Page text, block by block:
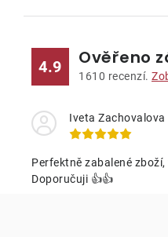
4.9 Ověřeno
1610 recenzí.
Iveta Zachovalova
Perfektně zabalené
Doporučuji 👍👍